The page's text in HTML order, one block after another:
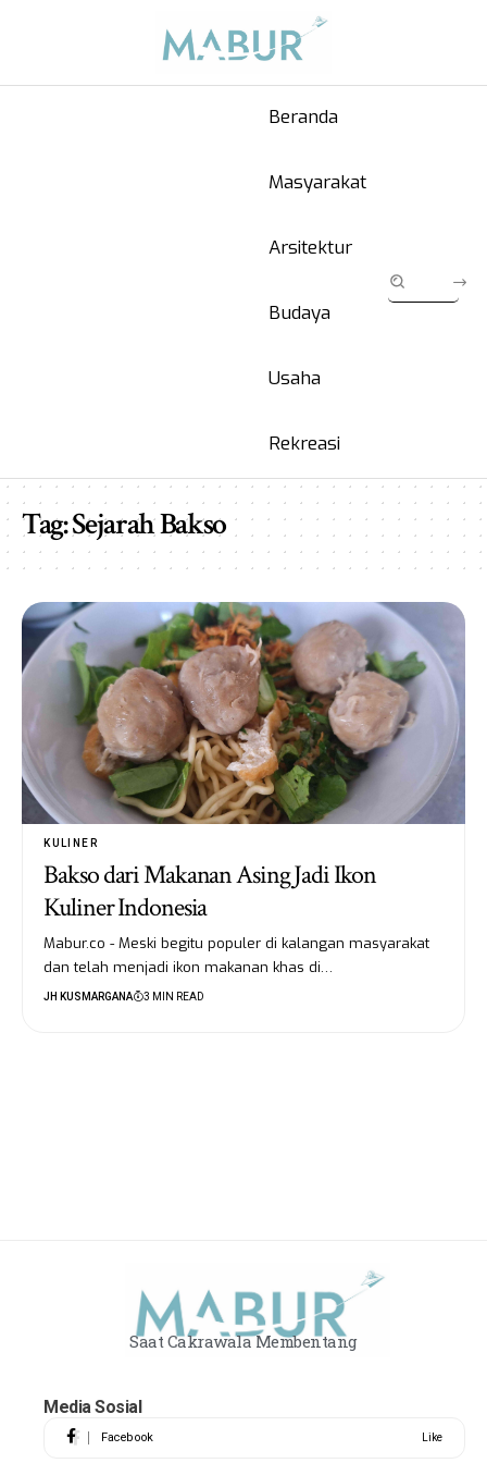
Beranda
Masyarakat
Arsitektur
Budaya
Usaha
Rekreasi
Tag:Sejarah Bakso
KULINER
Bakso dari Makanan Asing Jadi Ikon
Kuliner Indonesia
Mabur.co - Meski begitu populer di kalangan masyarakat
dan telah menjadi ikon makanan khas di…
JH KUSMARGANA 3 MIN READ
Saat Cakrawala Membentang
Media Sosial
Facebook Like